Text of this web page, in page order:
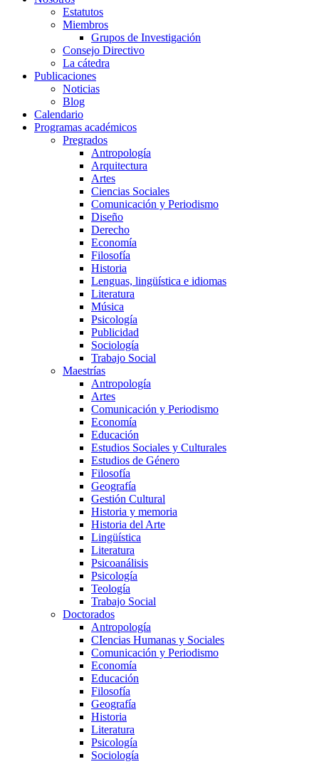
Estatutos
Miembros
Grupos de Investigación
Consejo Directivo
La cátedra
Publicaciones
Noticias
Blog
Calendario
Programas académicos
Pregrados
Antropología
Arquitectura
Artes
Ciencias Sociales
Comunicación y Periodismo
Diseño
Derecho
Economía
Filosofía
Historia
Lenguas, lingüística e idiomas
Literatura
Música
Psicología
Publicidad
Sociología
Trabajo Social
Maestrías
Antropología
Artes
Comunicación y Periodismo
Economía
Educación
Estudios Sociales y Culturales
Estudios de Género
Filosofía
Geografía
Gestión Cultural
Historia y memoria
Historia del Arte
Lingüística
Literatura
Psicoanálisis
Psicología
Teología
Trabajo Social
Doctorados
Antropología
CIencias Humanas y Sociales
Comunicación y Periodismo
Economía
Educación
Filosofía
Geografía
Historia
Literatura
Psicología
Sociología